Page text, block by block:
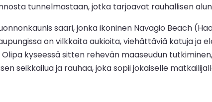
tunnelmastaan, jotka tarjoavat rauhallisen
saari, jonka ikoninen Navagio Beach
on vilkkaita aukioita, viehättäviä katuja ja
kyseessä sitten rehevän maaseudun
seikkailua ja rauhaa, joka sopii jokaiselle